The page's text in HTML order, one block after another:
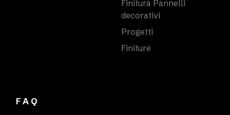
Finitura Pannelli
decorativi
Progetti
Finiture
FAQ